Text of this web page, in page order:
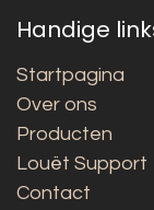
Handige
Startpagina
Over ons
Producten
Louët Support
Contact